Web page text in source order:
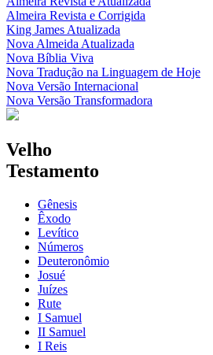
Almeira Revista e Corrigida
King James Atualizada
Nova Almeida Atualizada
Nova Bíblia Viva
Nova Tradução na Linguagem de Hoje
Nova Versão Internacional
Nova Versão Transformadora
Velho
Testamento
Gênesis
Êxodo
Levítico
Números
Deuteronômio
Josué
Juízes
Rute
I Samuel
II Samuel
I Reis